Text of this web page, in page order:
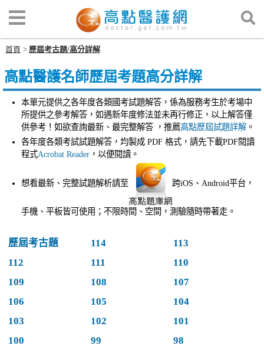
首頁 歷屆考古題/高分詳解
高點醫護名師歷屆考題高分詳解
本單元提供之各年度各類國考試題解答，係為服務考生於考場中
所提供之參考解答，如遇新年度修法並未再行修正，以上解答僅
供參考！如欲查詢最新、最完整解答 ，推薦高點歷屆試題詳解。
各年度各類考試試題解答，均製成 PDF 格式，請先下載PDF閱讀
程式Acrobat Reader，以便閱讀。
想看最新、完整試題解析請至 跨iOS、Android平台，
手機、平板皆可使用；不限時間、空間，測驗隨時帶著走。
歷屆考古題 114
113
112
111
110
109
108
107
106
105
104
103
102
101
100
99
98